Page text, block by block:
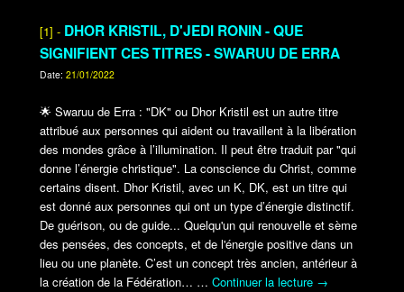
[1] - DHOR KRISTIL, D'JEDI RONIN - QUE
SIGNIFIENT CES TITRES - SWARUU DE ERRA
Date:21/01/2022
🌟 Swaruu de Erra : "DK" ou Dhor Kristil est un autre titre
attribué aux personnes qui aident ou travaillent à la libération
des mondes grâce à l’illumination. Il peut être traduit par "qui
donne l’énergie christique". La conscience du Christ, comme
certains disent. Dhor Kristil, avec un K, DK, est un titre qui
est donné aux personnes qui ont un type d’énergie distinctif.
De guérison, ou de guide... Quelqu'un qui renouvelle et sème
des pensées, des concepts, et de l'énergie positive dans un
lieu ou une planète. C’est un concept très ancien, antérieur à
la création de la Fédération… …Continuer la lecture →